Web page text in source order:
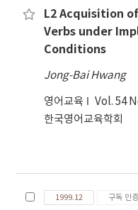
L2 Acquisition
Verbs under
Conditions
Jong-Bai Hwang
영어교육 Vol. 54
한국영어교육학회
1999.12 구독 인